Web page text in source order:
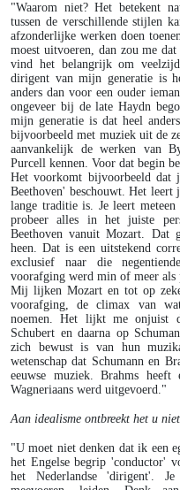
"Waarom niet? Het betekent
tussen de verschillende stijlen
afzonderlijke werken doen
moest uitvoeren, dan zou me
vind het belangrijk om
dirigent van mijn generatie is
anders dan voor een ouder
ongeveer bij de late Haydn
mijn generatie is dat heel
bijvoorbeeld met muziek uit de
aanvankelijk de werken van
Purcell kennen. Voor dat begin
Het voorkomt bijvoorbeeld dat
Beethoven' beschouwt. Het
lange traditie is. Je leert
probeer alles in het juiste
Beethoven vanuit Mozart. Dat
heen. Dat is een uitstekend
exclusief naar die
voorafging werd min of meer als
Mij lijken Mozart en tot op
voorafging, de climax van
noemen. Het lijkt me onjuist
Schubert en daarna op
zich bewust is van hun
wetenschap dat Schumann en
eeuwse muziek. Brahms
Wagneriaans werd uitgevoerd."
Aan idealisme ontbreekt het u
"U moet niet denken dat ik een
het Engelse begrip 'conductor'
het Nederlandse 'dirigent'.